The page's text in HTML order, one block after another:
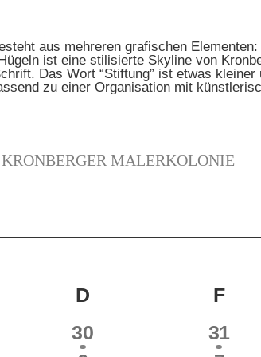
KRONBERGER MALERKOLONIE
D DONNERSTAG
F
2
30
3
31